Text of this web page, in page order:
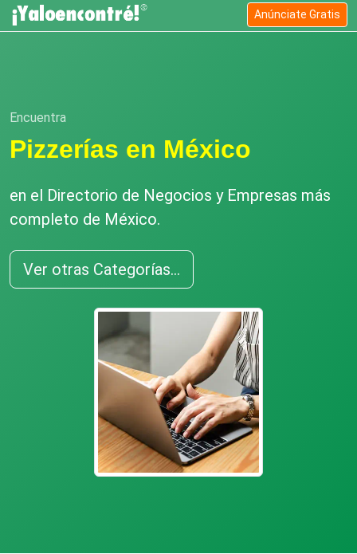
Anúnciate Gratis
Encuentra
Pizzerías en México
en el Directorio de Negocios y Empresas más
completo de México.
Ver otras Categorías...